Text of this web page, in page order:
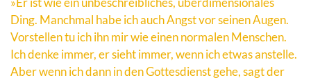
Ding. Manchmal habe ich auch Angst vor seinen Augen.
Vorstellen tu ich ihn mir wie einen normalen Menschen.
Ich denke immer, er sieht immer, wenn ich etwas anstelle.
Aber wenn ich dann in den Gottesdienst gehe, sagt der